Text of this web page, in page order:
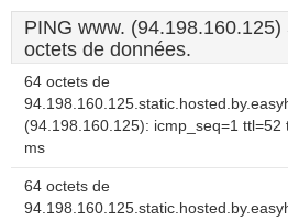
PING www. (94.198.160.125)
octets de données.
64 octets de
(94.198.160.125): icmp_seq=1 ttl=52
ms
64 octets de